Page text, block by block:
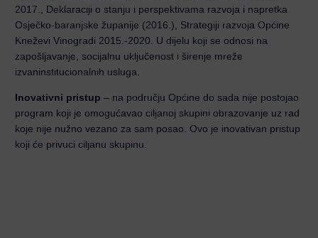
2017., Deklaraciji o stanju i perspektivama razvoja i napretka
Osječko-baranjske županije (2016.), Strategiji razvoja Općine
Kneževi Vinogradi 2015.-2020. U dijelu koji se odnosi na
zapošljavanje, socijalnu uključenost i širenje mreže
izvaninstitucionalnih usluga.
Inovativni pristup – na području Općine do sada nije postojao
program koji je omogućavao ciljanoj skupini obrazovanje uz rad
koje nije nužno vezano za sam posao. Ovo je inovativan pristup
koji će privuci ciljanu skupinu.